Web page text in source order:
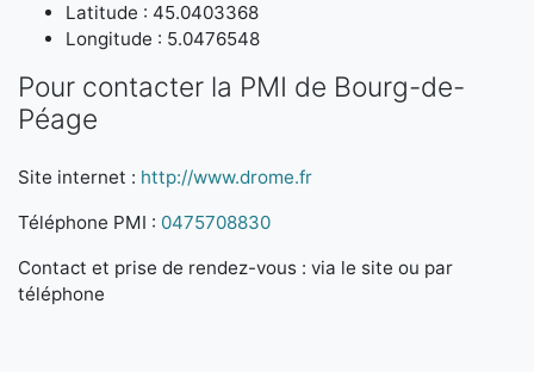
Latitude : 45.0403368
Longitude : 5.0476548
Pour contacter la PMI de Bourg-de-
Péage
Site internet : http://www.drome.fr
Téléphone PMI : 0475708830
Contact et prise de rendez-vous : via le site ou par
téléphone